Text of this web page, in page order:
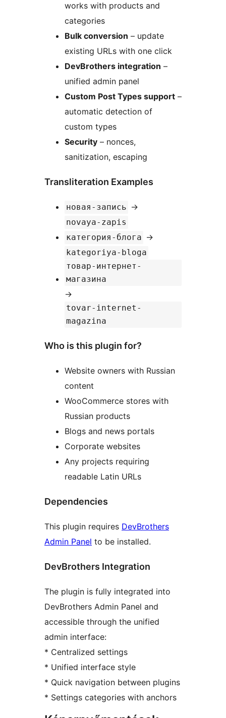
works with products and
categories
Bulk conversion – update
existing URLs with one click
DevBrothers integration –
unified admin panel
Custom Post Types support –
automatic detection of
custom types
Security – nonces,
sanitization, escaping
Transliteration Examples
новая-запись →
novaya-zapis
категория-блога →
kategoriya-bloga
товар-интернет-
магазина
→
tovar-internet-
magazina
Who is this plugin for?
Website owners with Russian
content
WooCommerce stores with
Russian products
Blogs and news portals
Corporate websites
Any projects requiring
readable Latin URLs
Dependencies
This plugin requires DevBrothers
Admin Panel to be installed.
DevBrothers Integration
The plugin is fully integrated into
DevBrothers Admin Panel and
accessible through the unified
admin interface:
* Centralized settings
* Unified interface style
* Quick navigation between plugins
* Settings categories with anchors